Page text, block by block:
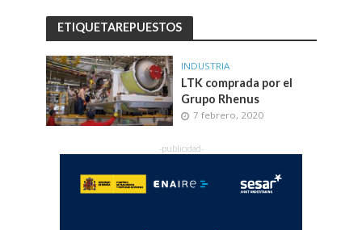
ETIQUETAREPUESTOS
INDUSTRIA
LTK comprada por el
Grupo Rhenus
7 febrero, 2020